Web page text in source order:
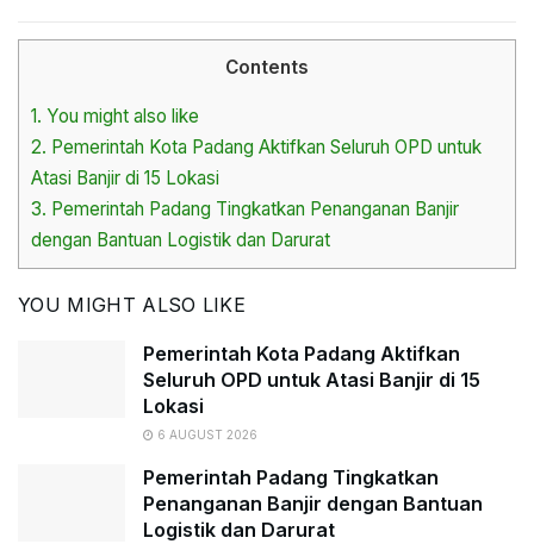
Contents
1. You might also like
2. Pemerintah Kota Padang Aktifkan Seluruh OPD untuk
Atasi Banjir di 15 Lokasi
3. Pemerintah Padang Tingkatkan Penanganan Banjir
dengan Bantuan Logistik dan Darurat
YOU MIGHT ALSO LIKE
Pemerintah Kota Padang Aktifkan
Seluruh OPD untuk Atasi Banjir di 15
Lokasi
6 AUGUST 2026
Pemerintah Padang Tingkatkan
Penanganan Banjir dengan Bantuan
Logistik dan Darurat